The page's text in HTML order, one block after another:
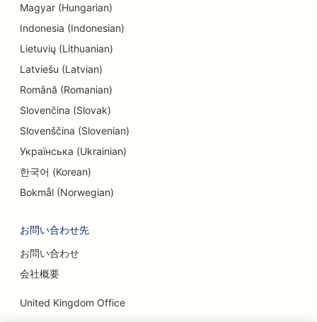
Magyar (Hungarian)
Indonesia (Indonesian)
Lietuvių (Lithuanian)
Latviešu (Latvian)
Română (Romanian)
Slovenčina (Slovak)
Slovenščina (Slovenian)
Українська (Ukrainian)
한국어 (Korean)
Bokmål (Norwegian)
お問い合わせ先
お問い合わせ
会社概要
United Kingdom Office